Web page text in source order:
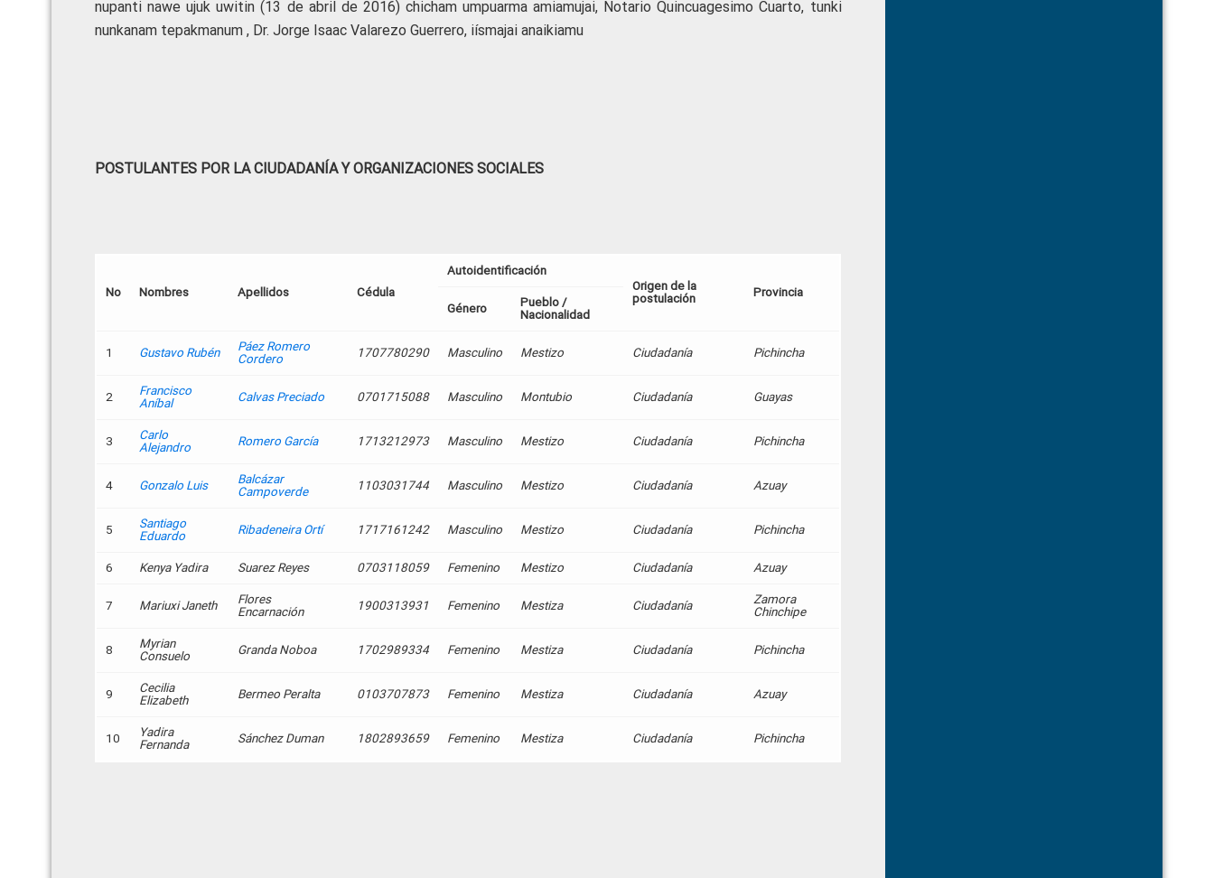
nupanti nawe ujuk uwitin (13 de abril de 2016) chicham umpuarma amiamujai, Notario Quincuagesimo Cuarto, tunki
nunkanam tepakmanum , Dr. Jorge Isaac Valarezo Guerrero, iísmajai anaikiamu
POSTULANTES POR LA CIUDADANÍA Y ORGANIZACIONES SOCIALES
No Nombres Apellidos Cédula
Autoidentificación
Origen de la
postulación
Provincia
Género
Pueblo /
Nacionalidad
1 Gustavo Rubén
Páez Romero
Cordero
1707780290 Masculino Mestizo Ciudadanía Pichincha
2
Francisco
Aníbal
Calvas Preciado 0701715088 Masculino Montubio Ciudadanía Guayas
3
Carlo
Alejandro
Romero García 1713212973 Masculino Mestizo Ciudadanía Pichincha
4 Gonzalo Luis
Balcázar
Campoverde
1103031744 Masculino Mestizo Ciudadanía Azuay
5
Santiago
Eduardo
Ribadeneira Ortí 1717161242 Masculino Mestizo Ciudadanía Pichincha
6 Kenya Yadira Suarez Reyes 0703118059 Femenino Mestizo Ciudadanía Azuay
7 Mariuxi Janeth
Flores
Encarnación
1900313931 Femenino Mestiza Ciudadanía
Zamora
Chinchipe
8
Myrian
Consuelo
Granda Noboa 1702989334 Femenino Mestiza Ciudadanía Pichincha
9
Cecilia
Elizabeth
Bermeo Peralta 0103707873 Femenino Mestiza Ciudadanía Azuay
10
Yadira
Fernanda
Sánchez Duman 1802893659 Femenino Mestiza Ciudadanía Pichincha